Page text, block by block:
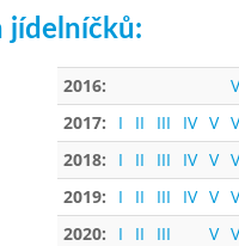
jídelníčků:
2016:
2017:
I II III IV V
2018:
I II III IV V
2019:
I II III IV V
2020:
I II III V